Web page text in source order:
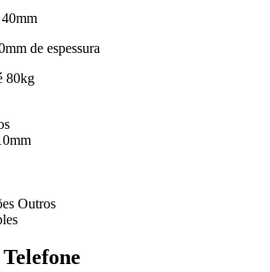
de espessura
80kg
Outros